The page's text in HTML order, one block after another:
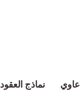
نماذج العقود